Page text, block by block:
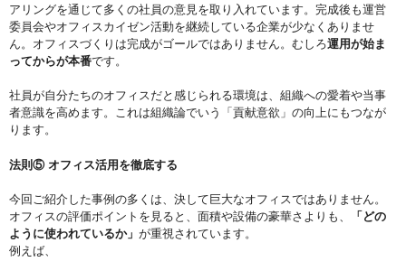
アリングを通じて多くの社員の意見を取り入れています。完成後も運営
委員会やオフィスカイゼン活動を継続している企業が少なくありませ
ん。オフィスづくりは完成がゴールではありません。むしろ運用が始ま
ってからが本番です。
社員が自分たちのオフィスだと感じられる環境は、組織への愛着や当事
者意識を高めます。これは組織論でいう「貢献意欲」の向上にもつなが
ります。
法則⑤ オフィス活用を徹底する
今回ご紹介した事例の多くは、決して巨大なオフィスではありません。
オフィスの評価ポイントを見ると、面積や設備の豪華さよりも、
「どの
ように使われているか」 が重視されています。
例えば、